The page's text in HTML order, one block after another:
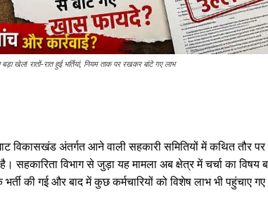
बड़ा खेल! रातों-रात हुई भर्तियां, नियम ताक पर रखकर बांटे गए लाभ
विकासखंड अंतर्गत आने वाली सहकारी समितियों में कथित तौर पर
सहकारिता विभाग से जुड़ा यह मामला अब क्षेत्र में चर्चा का
भर्ती की गई और बाद में कुछ कर्मचारियों को विशेष लाभ भी पहुंचाए